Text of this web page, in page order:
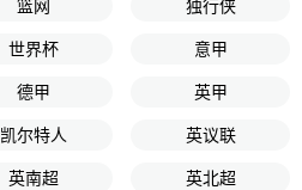
篮网 独行侠
世界杯 意甲
德甲 英甲
凯尔特人 英议联
英南超 英北超